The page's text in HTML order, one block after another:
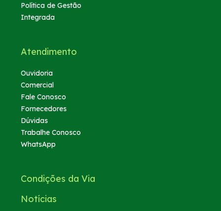
Política de Gestão
Integrada
Atendimento
Ouvidoria
Comercial
Fale Conosco
Fornecedores
Dúvidas
Trabalhe Conosco
WhatsApp
Condições da Via
Notícias